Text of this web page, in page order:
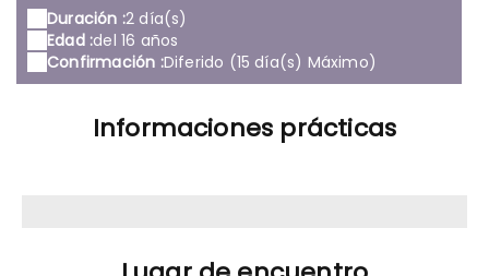
Duración :2 día(s)
Edad :del 16 años
Confirmación :Diferido (15 día(s) Máximo)
Informaciones prácticas